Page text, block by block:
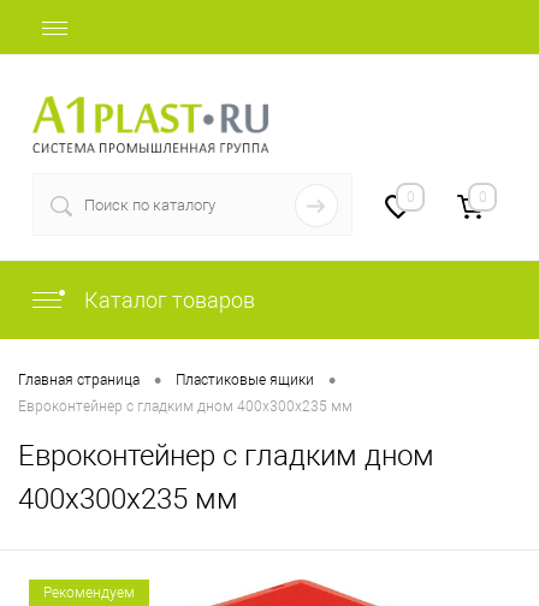
0 0
Каталог товаров
Главная страница • Пластиковые ящики •
Евроконтейнер с гладким дном 400х300х235 мм
Евроконтейнер с гладким дном
400х300х235 мм
Рекомендуем